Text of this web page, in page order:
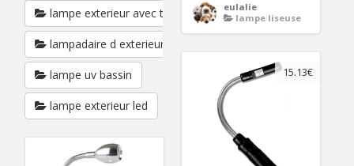
eulalie
lampe liseuse
lampe exterieur avec telecommande
lampadaire d exterieur
lampe uv bassin
lampe exterieur led
15.13€